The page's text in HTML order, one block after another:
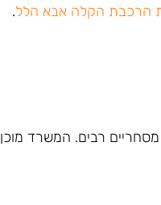
הרכבת הקלה אבא הלל.
מסחריים רבים. המשרד מוכן